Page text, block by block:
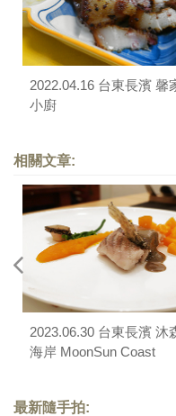
2022.04.16 台東長濱 馨
小廚
相關文章:
2023.06.30 台東長濱 沐
海岸 MoonSun Coast
最新隨手拍: